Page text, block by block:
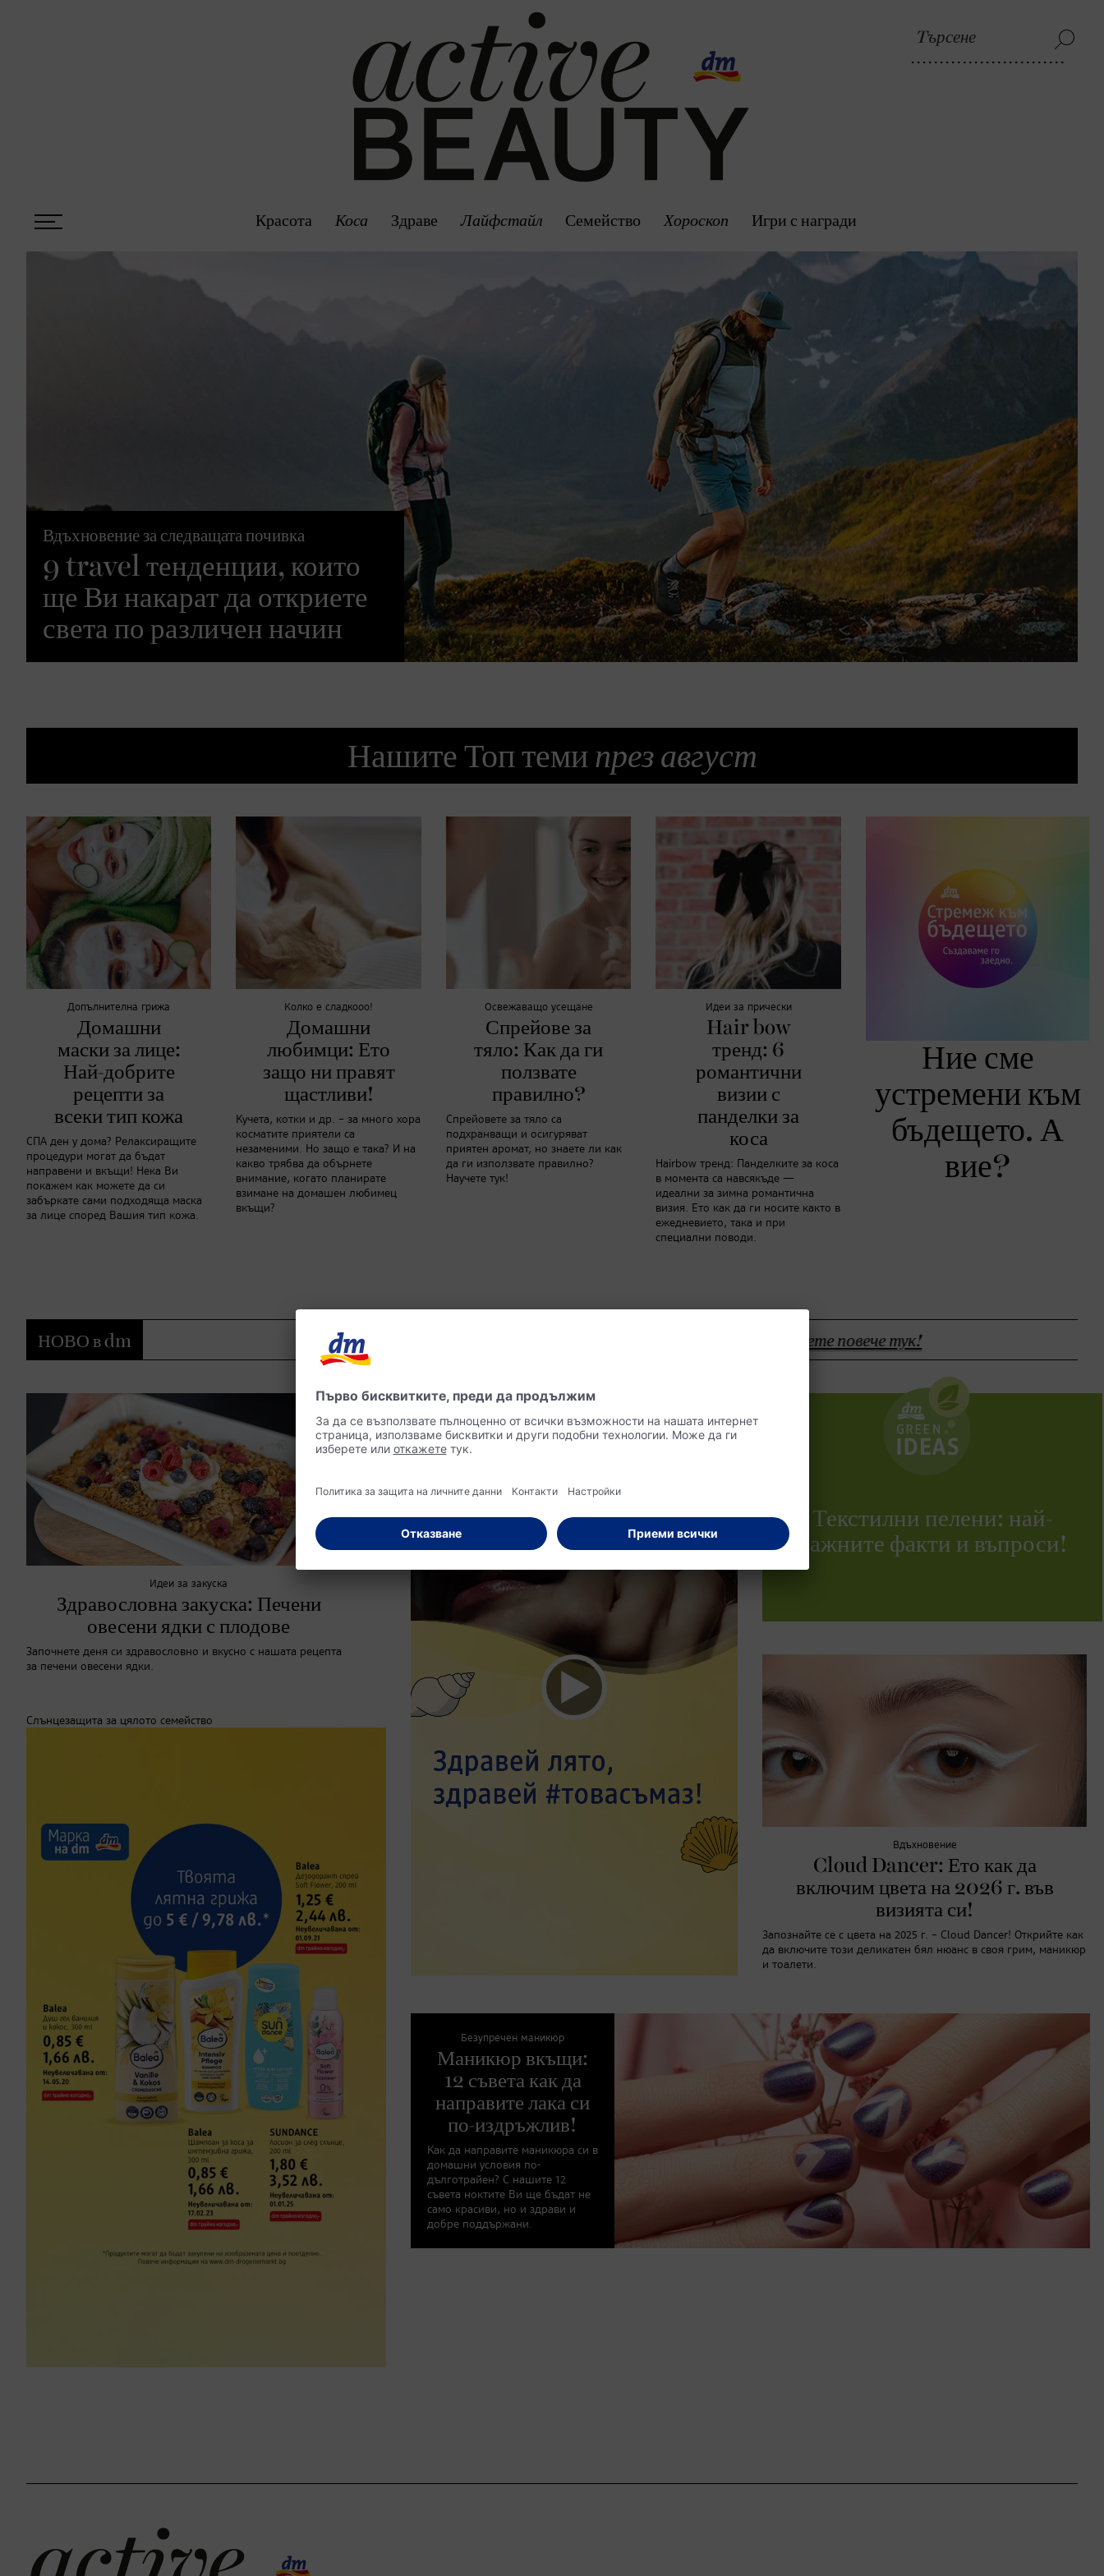
Красота Коса Здраве Лайфстайл Семейство Хороскоп Игри с награди
Вдъхновение за следващата почивка
9 travel тенденции, които
ще Ви накарат да откриете
света по различен начин
Нашите Топ теми през август
Допълнителна грижа
Домашни
маски за лице:
Най-добрите
рецепти за
всеки тип кожа
СПА ден у дома? Релаксиращите
процедури могат да бъдат
направени и вкъщи! Нека Ви
покажем как можете да си
забъркате сами подходяща маска
за лице според Вашия тип кожа.
Колко е сладкооо!
Домашни
любимци: Ето
защо ни правят
щастливи!
Кучета, котки и др. – за много хора
косматите приятели са
незаменими. Но защо е така? И на
какво трябва да обърнете
внимание, когато планирате
взимане на домашен любимец
вкъщи?
Освежаващо усещане
Спрейове за
тяло: Как да ги
ползвате
правилно?
Спрейовете за тяло са
подхранващи и осигуряват
приятен аромат, но знаете ли как
да ги използвате правилно?
Научете тук!
Идеи за прически
Hair bow
тренд: 6
романтични
визии с
панделки за
коса
Hairbow тренд: Панделките за коса
в момента са навсякъде —
идеални за зимна романтична
визия. Ето как да ги носите както в
ежедневието, така и при
специални поводи.
Ние сме
устремени към
бъдещето. А
вие?
НОВО в dm
Всяка покупка Ви носи повече с dm лоялност в Моят dm-App ->
Идеи за закуска
Здравословна закуска: Печени
овесени ядки с плодове
Започнете деня си здравословно и вкусно с нашата рецепта
за печени овесени ядки.
Слънцезащита за цялото семейство
Текстилни пелени: най-
важните факти и въпроси!
Вдъхновение
Cloud Dancer: Ето как да
включим цвета на 2026 г. във
визията си!
Запознайте се с цвета на 2025 г. – Cloud Dancer! Открийте как
да включите този деликатен бял нюанс в своя грим, маникюр
и тоалети.
Безупречен маникюр
Маникюр вкъщи:
12 съвета как да
направите лака си
по-издръжлив!
Как да направите маникюра си в
домашни условия по-
дълготрайен? С нашите 12
съвета ноктите Ви ще бъдат не
само красиви, но и здрави и
добре поддържани.